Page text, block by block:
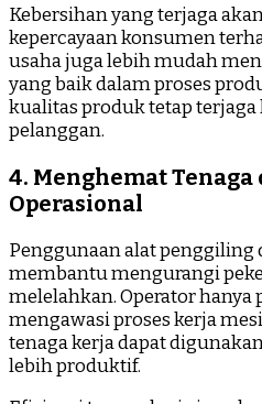
Kebersihan yang terjaga
kepercayaan konsumen
usaha juga lebih mudah
yang baik dalam proses
kualitas produk tetap
pelanggan.
4. Menghemat Tenaga
Operasional
Penggunaan alat
membantu mengurangi
melelahkan. Operator
mengawasi proses kerja
tenaga kerja dapat
lebih produktif.